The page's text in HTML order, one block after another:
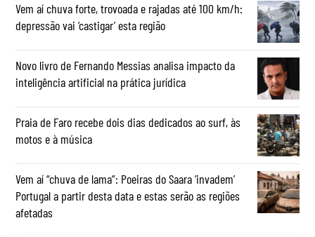
Vem aí chuva forte, trovoada e rajadas até 100 km/h:
depressão vai ‘castigar’ esta região
Novo livro de Fernando Messias analisa impacto da
inteligência artificial na prática jurídica
Praia de Faro recebe dois dias dedicados ao surf, às
motos e à música
Vem aí “chuva de lama”: Poeiras do Saara ‘invadem’
Portugal a partir desta data e estas serão as regiões
afetadas